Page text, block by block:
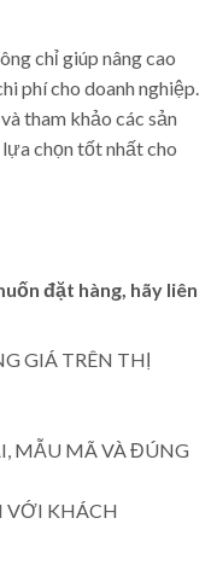
chỉ giúp nâng cao
phí cho doanh nghiệp.
tham khảo các sản
chọn tốt nhất cho
đặt hàng, hãy liên
GIÁ TRÊN THỊ
MẪU MÃ VÀ ĐÚNG
VỚI KHÁCH